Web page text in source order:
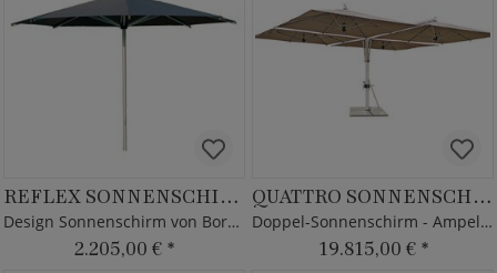
REFLEX SONNENSCHIRM
Design Sonnenschirm von Borek - modern - rund
2.205,00 € *
QUATTRO SONNENSCHIRM
Doppel-Sonnenschirm - Ampelschirm XXL - 7x7m
19.815,00 € *